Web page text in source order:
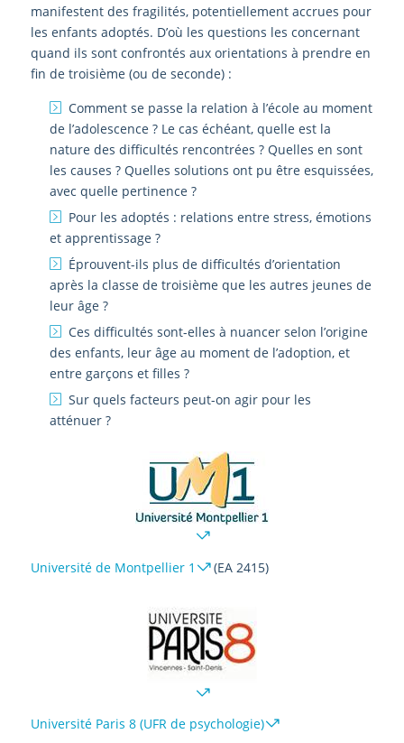
manifestent des fragilités, potentiellement accrues pour
les enfants adoptés. D’où les questions les concernant
quand ils sont confrontés aux orientations à prendre en
fin de troisième (ou de seconde) :
Comment se passe la relation à l’école au moment
de l’adolescence ? Le cas échéant, quelle est la
nature des difficultés rencontrées ? Quelles en sont
les causes ? Quelles solutions ont pu être esquissées,
avec quelle pertinence ?
Pour les adoptés : relations entre stress, émotions
et apprentissage ?
Éprouvent-ils plus de difficultés d’orientation
après la classe de troisième que les autres jeunes de
leur âge ?
Ces difficultés sont-elles à nuancer selon l’origine
des enfants, leur âge au moment de l’adoption, et
entre garçons et filles ?
Sur quels facteurs peut-on agir pour les
atténuer ?
Université de Montpellier 1 (EA 2415)
Université Paris 8 (UFR de psychologie)